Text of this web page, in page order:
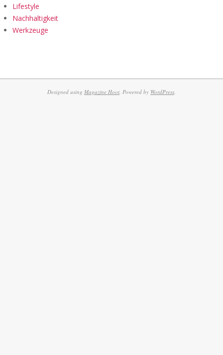
Lifestyle
Nachhaltigkeit
Werkzeuge
Designed using Magazine Hoot. Powered by WordPress.